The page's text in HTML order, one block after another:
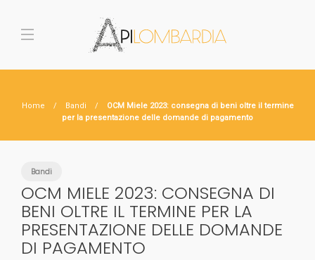
Home Bandi
OCM Miele 2023: consegna di beni oltre il termine
per la presentazione delle domande di pagamento
Bandi
OCM MIELE 2023: CONSEGNA DI
BENI OLTRE IL TERMINE PER LA
PRESENTAZIONE DELLE DOMANDE
DI PAGAMENTO